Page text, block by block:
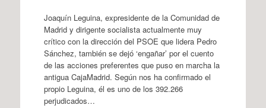
Joaquín Leguina, expresidente de la Comunidad de
Madrid y dirigente socialista actualmente muy
crítico con la dirección del PSOE que lidera Pedro
Sánchez, también se dejó ‘engañar’ por el cuento
de las acciones preferentes que puso en marcha la
antigua CajaMadrid. Según nos ha confirmado el
propio Leguina, él es uno de los 392.266
perjudicados…